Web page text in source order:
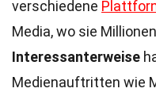
verschiedene
Media, wo sie
Interessanterweise
Medienauftritten wie